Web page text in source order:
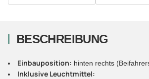
BESCHREIBUNG
Einbauposition: hinten rechts
Inklusive Leuchtmittel: